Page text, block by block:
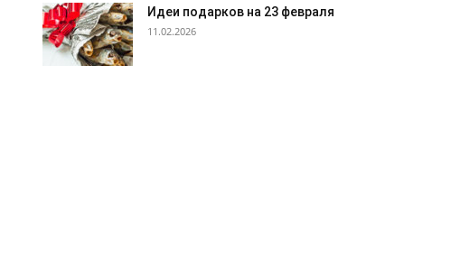
Идеи подарков на 23 февраля
11.02.2026